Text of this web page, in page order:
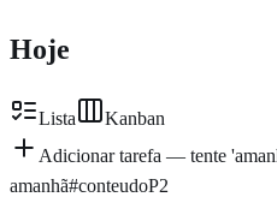
Hoje
Lista
Kanban
Adicionar tarefa — tente
amanhã#conteudoP2